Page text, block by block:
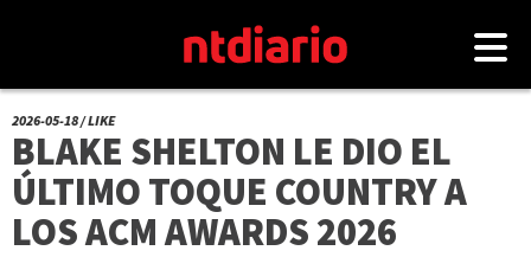
2026-05-18 / LIKE
BLAKE SHELTON LE DIO EL
ÚLTIMO TOQUE COUNTRY A
LOS ACM AWARDS 2026